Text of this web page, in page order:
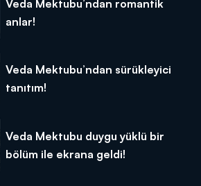
Veda Mektubu’ndan romantik
anlar!
Veda Mektubu’ndan sürükleyici
tanıtım!
Veda Mektubu duygu yüklü bir
bölüm ile ekrana geldi!